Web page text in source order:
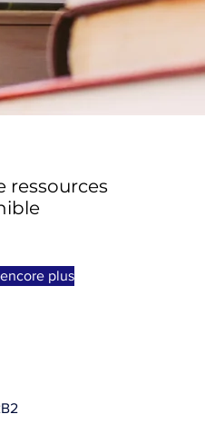
ressources
plus